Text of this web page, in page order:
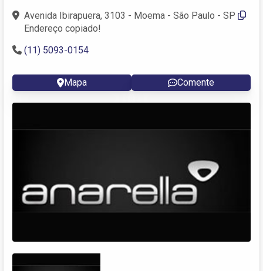
Avenida Ibirapuera, 3103 - Moema - São Paulo - SP
Endereço copiado!
(11) 5093-0154
Mapa Comente